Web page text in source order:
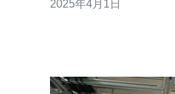
云服务器。本文将介绍新
2025年4月1日